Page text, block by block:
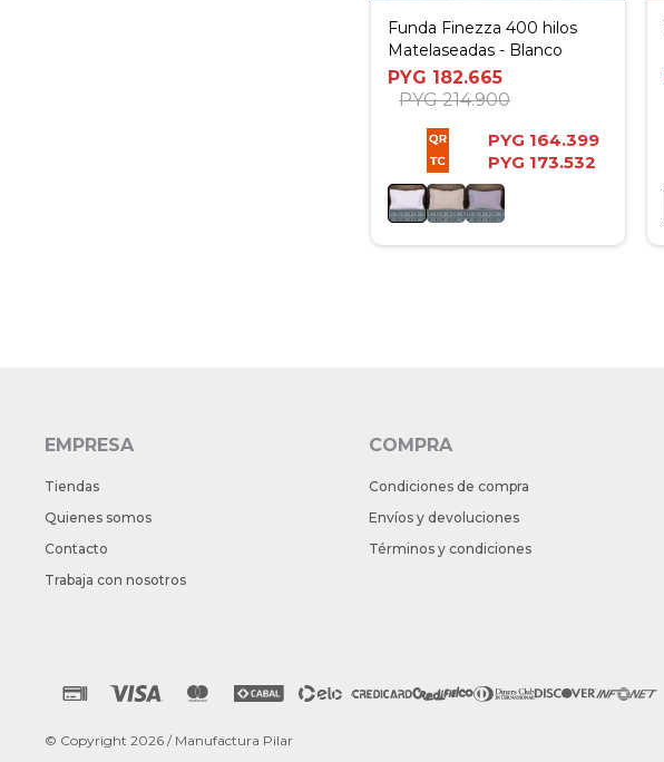
Funda Finezza 400 hilos
Matelaseadas - Blanco
PYG 182.665
PYG 214.900
PYG 164.399
PYG 173.532
EMPRESA
Tiendas
Quienes somos
Contacto
Trabaja con nosotros
COMPRA
Condiciones de compra
Envíos y devoluciones
Términos y condiciones
© Copyright 2026 / Manufactura Pilar